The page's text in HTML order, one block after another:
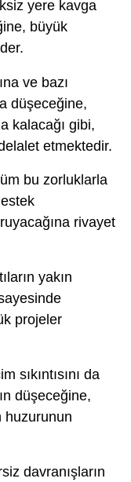
yere kavga
büyük
ve bazı
düşeceğine,
kalacağı gibi,
etmektedir.
bu zorluklarla
rivayet
yakın
projeler
sıkıntısını da
düşeceğine,
huzurunun
davranışların